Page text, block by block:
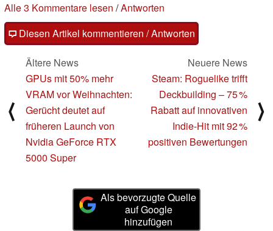
Alle 3 Kommentare lesen /Antworten
Diesen Artikel kommentieren / Antworten
⟨
Ältere News
GPUs mit 50% mehr
VRAM vor Weihnachten:
Gerücht deutet auf
früheren Launch von
Nvidia GeForce RTX
5000 Super
Neuere News
Steam: Roguelike trifft
Deckbuilding – 75 %
Rabatt auf innovativen
Indie-Hit mit 92 %
positiven Bewertungen
⟩
Als bevorzugte Quelle
auf Google
hinzufügen